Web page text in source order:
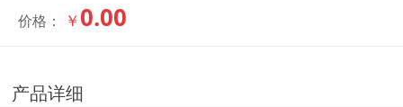
价格： ￥ 0.00
产品详细